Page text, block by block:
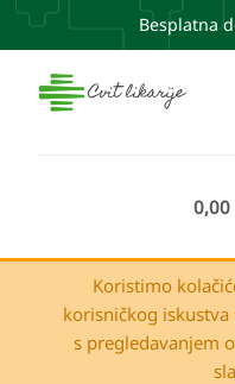
Besplatna
0,00
Koristimo
korisničkog
s pregledavanjem